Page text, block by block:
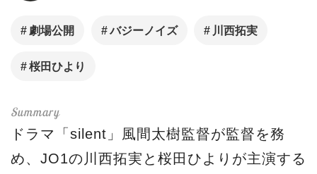
劇場公開 バジーノイズ 川西拓実
桜田ひより
ドラマ「silent」風間太樹監督が監督を務
め、JO1の川西拓実と桜田ひよりが主演する